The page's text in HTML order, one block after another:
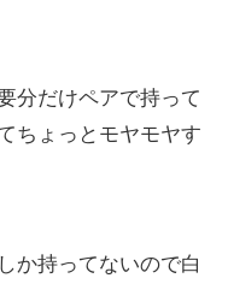
分だけペアで持って
ちょっとモヤモヤす
か持ってないので白